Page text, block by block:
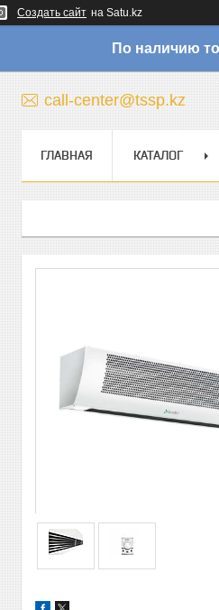
Создать сайт на Satu.kz
По наличию
call-center@tssp.kz
ГЛАВНАЯ КАТАЛОГ